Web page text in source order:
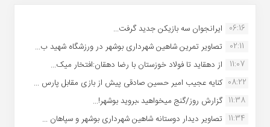
06:16 ایرانجوان سه بازیکن جدید گرفت...
02:11
تصاویر تمرین شاهین شهردارى بوشهر در ورزشگاه شهید ب...
11:07
از دهقاید تا فولاد خوزستان با رضا دهقان:افتخار میک...
08:22 کنایه عجیب امیر حسین صادقی پیش از بازی مقابل پارس ...
11:38 گزارش روز/گنج میخواهید ،بروید بوشهر!...
11:34 تصاویر دیدار دوستانه شاهین شهردارى بوشهر و سپاهان ...